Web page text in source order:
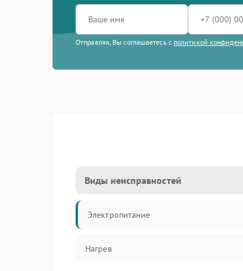
Отправляя, Вы соглашаетесь с политикой
Виды неисправностей
Электропитание
Нагрев